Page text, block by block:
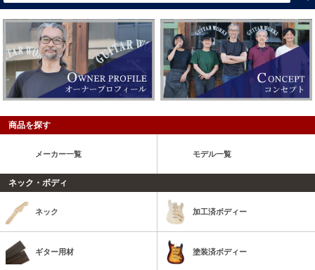
商品を探す
メーカー一覧 モデル一覧
ネック・ボディ
ネック 加工済ボディー
ギター用材 塗装済ボディー